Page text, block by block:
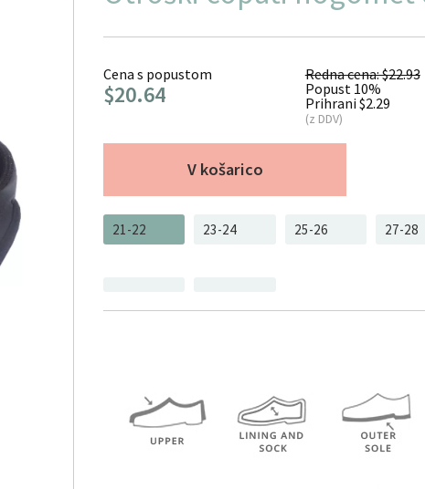
Cena s popustom
$20.64
Redna cena: $22.93
Popust 10%
Prihrani $2.29
(z DDV)
V košarico
21-22 23-24 25-26
27-28